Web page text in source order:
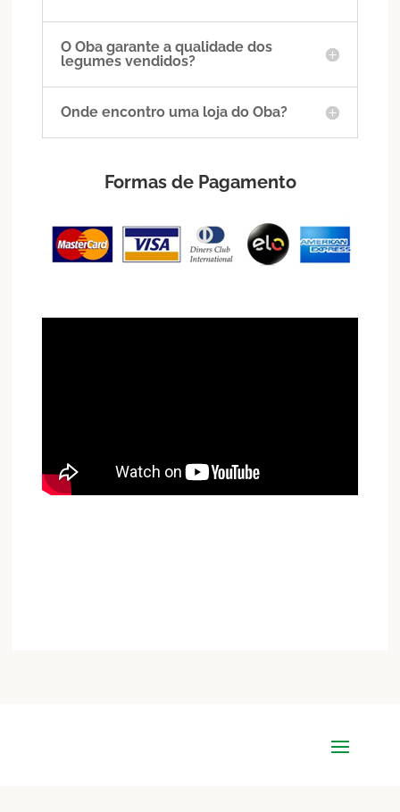
O Oba garante a qualidade dos
legumes vendidos?
Onde encontro uma loja do Oba?
Formas de Pagamento